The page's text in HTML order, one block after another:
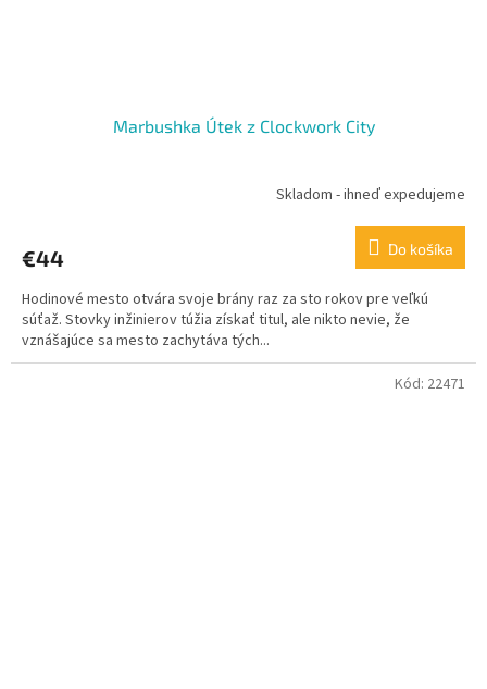
Marbushka Útek z Clockwork City
Skladom - ihneď expedujeme
€44 Do košíka
Hodinové mesto otvára svoje brány raz za sto rokov pre veľkú
súťaž. Stovky inžinierov túžia získať titul, ale nikto nevie, že
vznášajúce sa mesto zachytáva tých...
Kód: 22471